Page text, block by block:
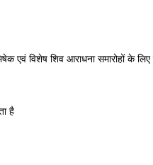
एवं विशेष शिव आराधना समारोहों के
है